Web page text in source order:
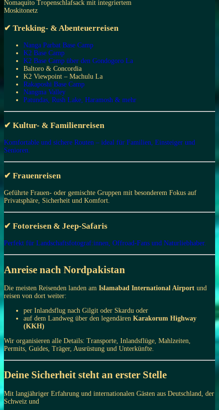
Nomaquito Tropenschlafsack mit integriertem
Moskitonetz
✔ Trekking- & Abenteuerreisen
Nanga Parbat Base Camp
K2 Base Camp
K2 Base Camp über den Gondogoro La
Baltoro & Concordia
K2 Viewpoint – Machulu La
Rakaposhi Base Camp
Nangma Valley
Patundas, Rush Lake, Haramosh & mehr
✔ Kultur- & Familienreisen
Komfortable und sichere Routen – ideal für Familien, Einsteiger und
Senioren.
✔ Frauenreisen
Geführte Frauen- oder gemischte Gruppen mit besonderem Fokus auf
Privatsphäre, Sicherheit und Komfort.
✔ Fotoreisen & Jeep-Safaris
Perfekt für Landschaftsfotograf:innen, Offroad-Fans und Naturliebhaber.
Anreise nach Nordpakistan
Die meisten Reisenden landen am Islamabad International Airport und
reisen von dort weiter:
per Inlandsflug nach Gilgit oder Skardu oder
auf dem Landweg über den legendären Karakorum Highway
(KKH)
Wir organisieren alle Details: Transporte, Inlandsflüge, Mahlzeiten,
Permits, Guides, Träger, Ausrüstung und Unterkünfte.
Deine Sicherheit steht an erster Stelle
Mit langjähriger Erfahrung und internationalen Gästen aus Deutschland, der
Schweiz und